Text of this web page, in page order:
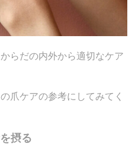
らだの内外から適切なケア
爪ケアの参考にしてみてく
摂る